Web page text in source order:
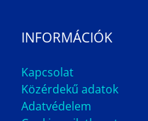
INFORMÁCIÓK
Kapcsolat
Közérdekű adatok
Adatvédelem